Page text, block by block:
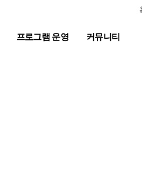
프로그램 운영 커뮤니티